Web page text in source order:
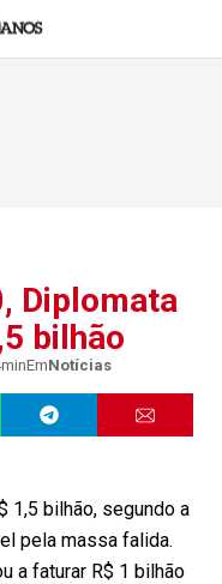
Diplomata
bilhão
EmNotícias
1,5 bilhão, segundo a
pela massa falida.
a faturar R$ 1 bilhão